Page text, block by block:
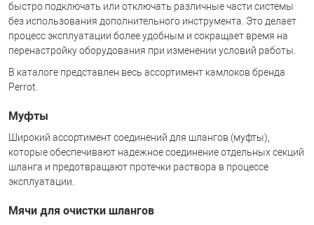
быстро подключать или отключать различные части системы
без использования дополнительного инструмента. Это делает
процесс эксплуатации более удобным и сокращает время на
перенастройку оборудования при изменении условий работы.
В каталоге представлен весь ассортимент камлоков бренда
Perrot.
Муфты
Широкий ассортимент соединений для шлангов (муфты),
которые обеспечивают надежное соединение отдельных секций
шланга и предотвращают протечки раствора в процессе
эксплуатации.
Мячи для очистки шлангов